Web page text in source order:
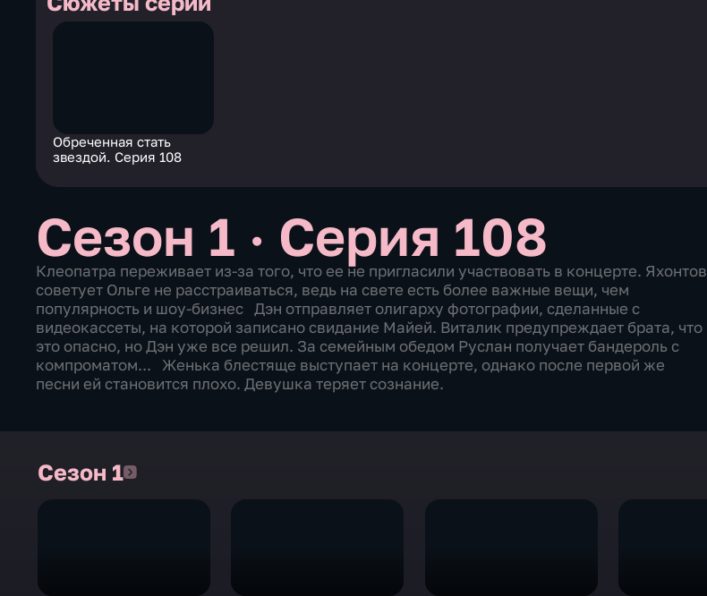
Обреченная стать
звездой. Серия 108
Сезон 1 · Серия 108
Клеопатра переживает из-за того, что ее не пригласили участвовать в концерте. Яхонтов
советует Ольге не расстраиваться, ведь на свете есть более важные вещи, чем
популярность и шоу-бизнес Дэн отправляет олигарху фотографии, сделанные с
видеокассеты, на которой записано свидание Майей. Виталик предупреждает брата, что
это опасно, но Дэн уже все решил. За семейным обедом Руслан получает бандероль с
компроматом... Женька блестяще выступает на концерте, однако после первой же
песни ей становится плохо. Девушка теряет сознание.
Сезон 1Сезон 1